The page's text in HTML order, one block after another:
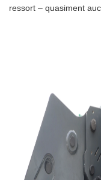
ressort – quasiment